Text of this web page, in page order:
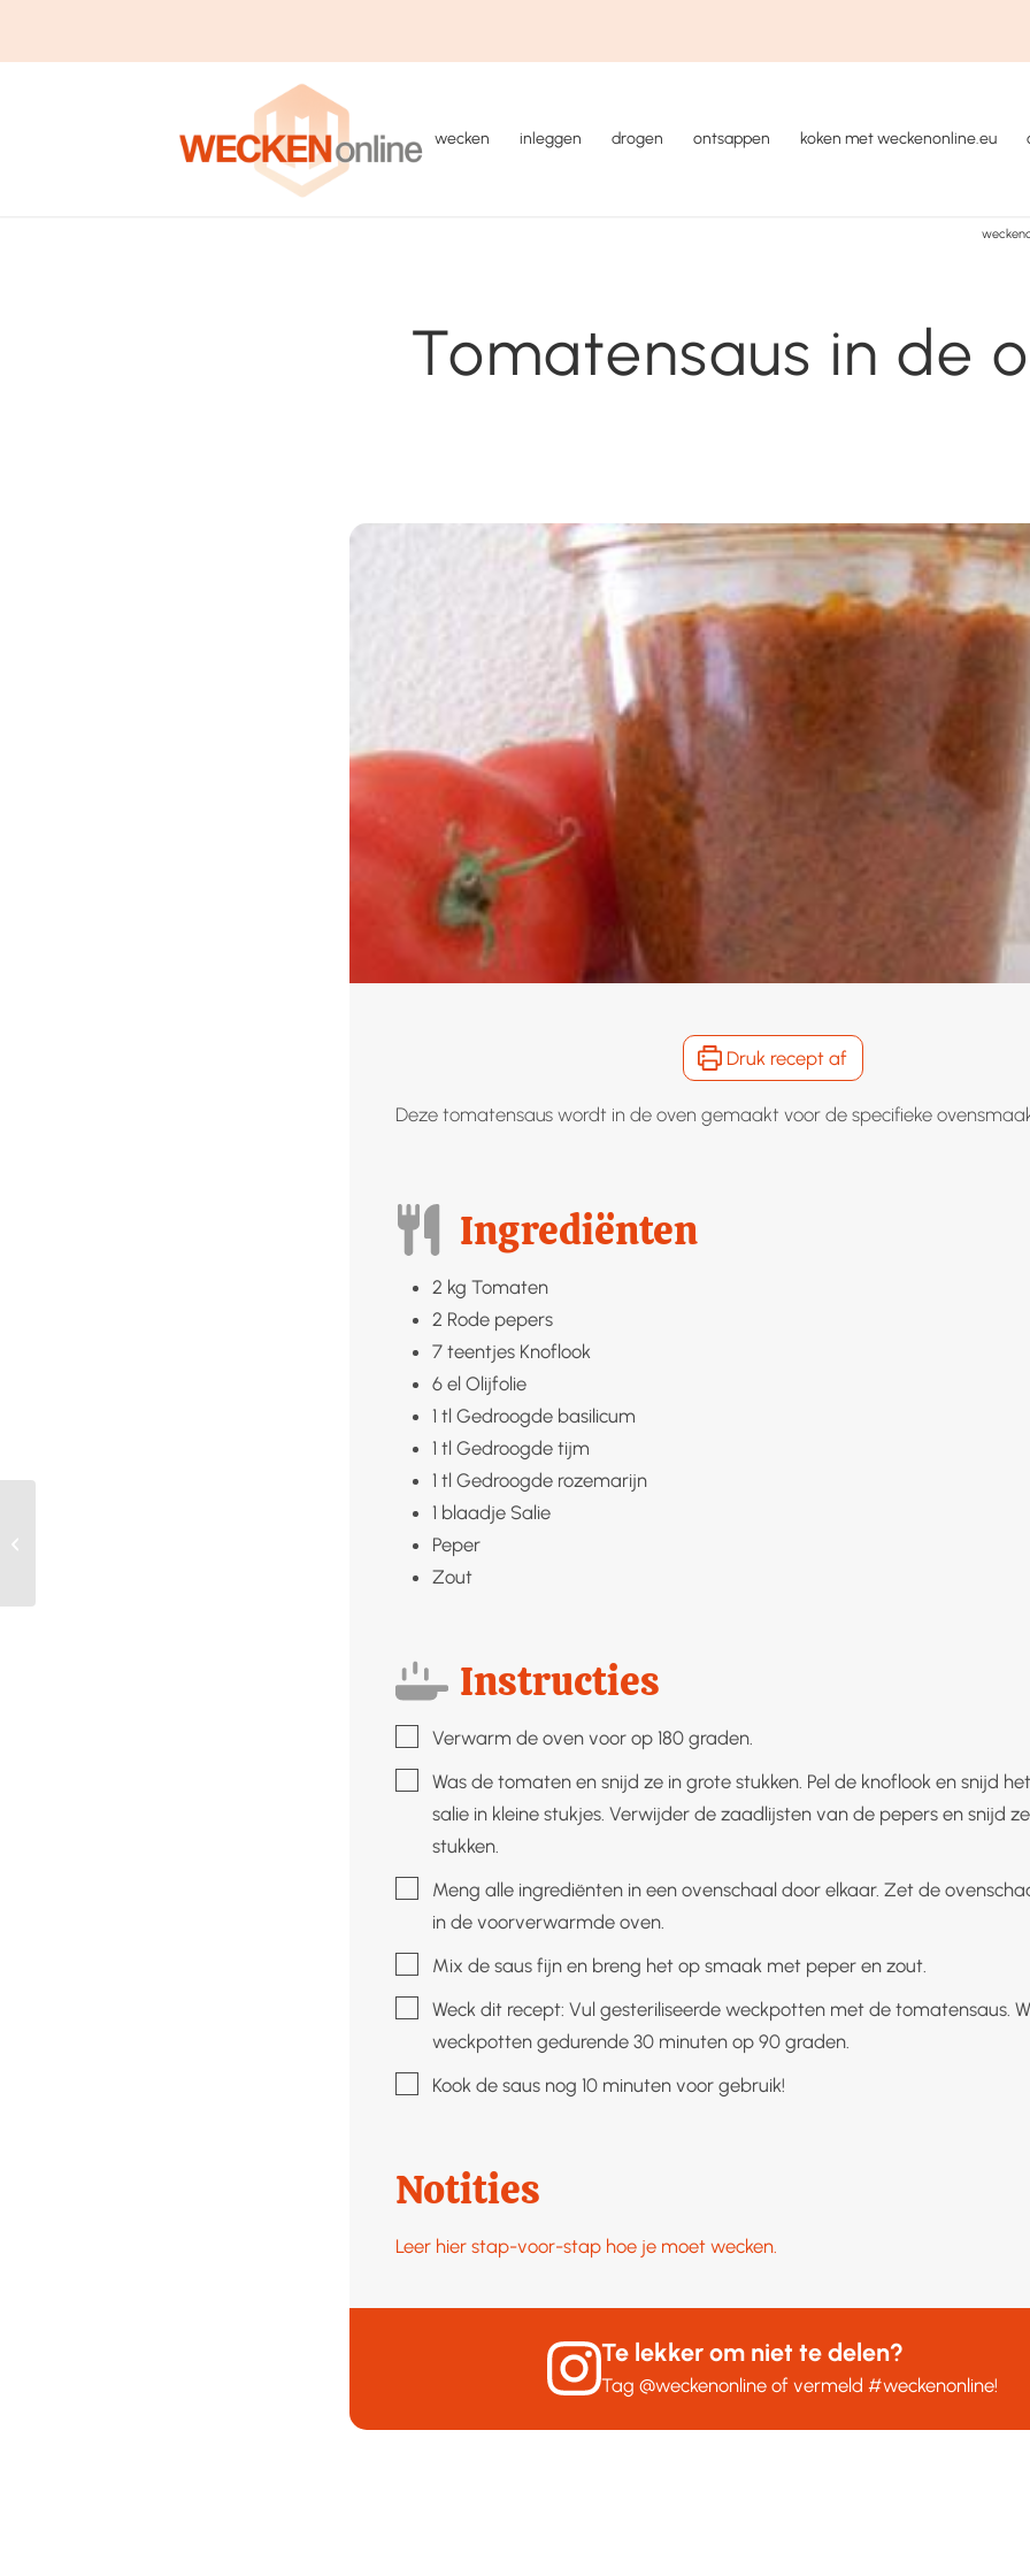
wecken inleggen drogen ontsappen koken met weckenonline.eu
Tomatensaus in de
Druk recept af
Deze tomatensaus wordt in de oven gemaakt voor de specifieke
Ingrediënten
2 kg Tomaten
2 Rode pepers
7 teentjes Knoflook
6 el Olijfolie
1 tl Gedroogde basilicum
1 tl Gedroogde tijm
1 tl Gedroogde rozemarijn
1 blaadje Salie
Peper
Zout
Instructies
▢Verwarm de oven voor op 180 graden.
▢Was de tomaten en snijd ze in grote stukken. Pel de knoflook en snijd
salie in kleine stukjes. Verwijder de zaadlijsten van de pepers en snijd
stukken.
▢Meng alle ingrediënten in een ovenschaal door elkaar. Zet de
in de voorverwarmde oven.
▢Mix de saus fijn en breng het op smaak met peper en zout.
▢Weck dit recept: Vul gesteriliseerde weckpotten met de tomatensaus.
weckpotten gedurende 30 minuten op 90 graden.
▢Kook de saus nog 10 minuten voor gebruik!
Notities
Leer hier stap-voor-stap hoe je moet wecken.
Te lekker om niet te delen?
Tag@weckenonline of vermeld#weckenonline!